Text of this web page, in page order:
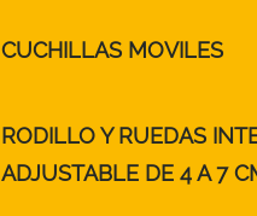
CUCHILLAS MOVILES
RODILLO Y RUEDAS
ADJUSTABLE DE 4 A 7